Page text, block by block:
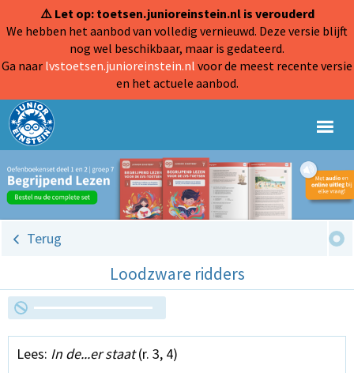
⚠️ Let op: toetsen.junioreinstein.nl is verouderd
We hebben het aanbod van volledig vernieuwd. Deze versie blijft
nog wel beschikbaar, maar is gedateerd.
Ga naar lvstoetsen.junioreinstein.nl voor de meest recente versie
en het actuele aanbod.
Terug
Loodzware ridders
Lees: In de...er staat(r. 3, 4)